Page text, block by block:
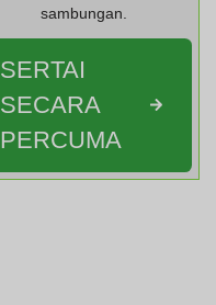
sambungan.
SERTAI
SECARA
PERCUMA